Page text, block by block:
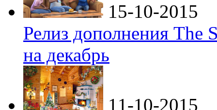
15-10-2015
Релиз дополнения The
на декабрь
11-10-2015